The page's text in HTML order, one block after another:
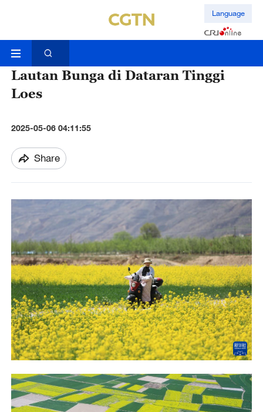
Language
Lautan Bunga di Dataran Tinggi
Loes
2025-05-06 04:11:55
Share